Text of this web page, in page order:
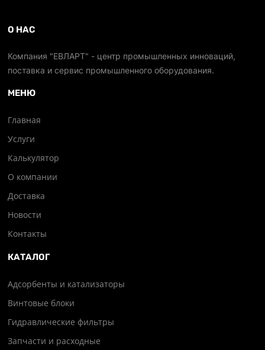
О НАС
Компания "ЕВЛАРТ" - центр промышленных инноваций,
поставка и сервис промышленного оборудования.
МЕНЮ
Главная
Услуги
Калькулятор
О компании
Доставка
Новости
Контакты
КАТАЛОГ
Адсорбенты и катализаторы
Винтовые блоки
Гидравлические фильтры
Запчасти и расходные